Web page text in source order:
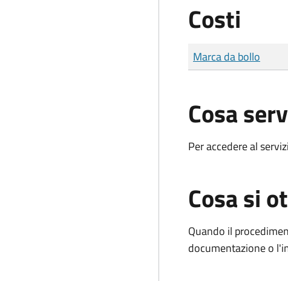
Costi
Tipo di pagamento
Importo
Marca da bollo
Cosa
Per accedere al
Cosa si
Quando il
documentazione o